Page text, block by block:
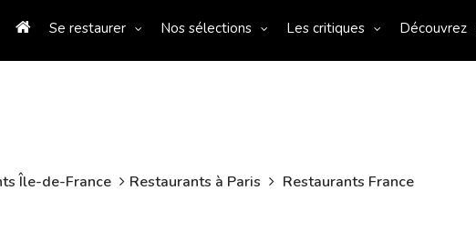
Se restaurer Nos sélections Les critiques Découvrez
Île-de-France Restaurants à Paris Restaurants France